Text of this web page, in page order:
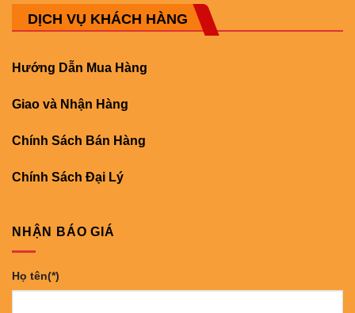
DỊCH VỤ KHÁCH HÀNG
Hướng Dẫn Mua Hàng
Giao và Nhận Hàng
Chính Sách Bán Hàng
Chính Sách Đại Lý
NHẬN BÁO GIÁ
Họ tên(*)